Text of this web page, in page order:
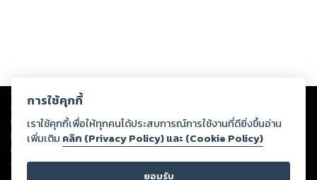
Copyright © 2026
ต่อผลงานหรือเนื้อหาใดที่อัปโหลดผ่านเว็บไซต์และปรากฏว่าละเมิดสิทธิใน
ทรัพย์สินทางปัญญาของบุคคลอื่นหรือขัดต่อกฎหมายและศีลธรรม ดังนั้น ผู้อ่าน
ทุกท่านโปรดใช้วิจารณญาณในการกลั่นกรองด้วยตนเอง และหากท่านพบว่าส่วน
หนึ่งส่วนใดขัดต่อกฎหมายและศีลธรรม กรุณาแจ้งมายังบริษัท เพื่อทีมงานจะได้
ดำเนินการในทันที ทั้งนี้ ทางสตอรี่ล็อกขอสงวนลิขสิทธิ์ตามพระราชบัญญัติ
การใช้คุกกี้
เราใช้คุกกี้เพื่อให้ทุกคนได้ประสบการณ์การใช้งานที่ดียิ่งขึ้นอ่าน
เพิ่มเติม คลิก (Privacy Policy) และ (Cookie Policy)
ยอมรับ